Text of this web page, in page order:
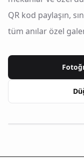
QR kod paylaşın,
tüm anılar özel